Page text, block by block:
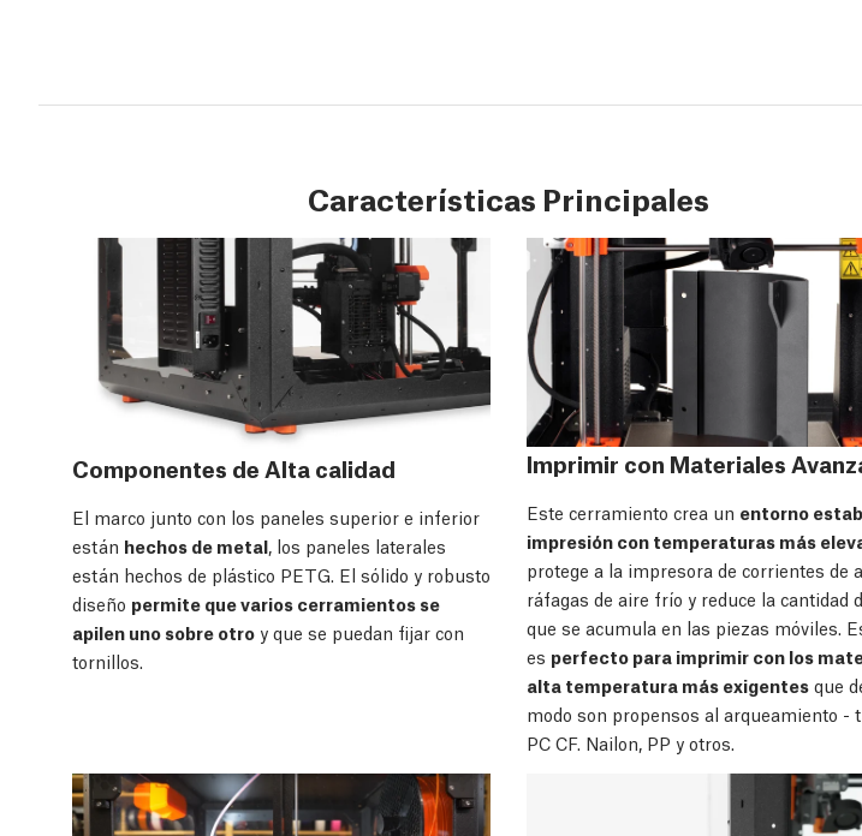
Características Principales
Componentes de Alta calidad
El marco junto con los paneles superior e inferior
están hechos de metal , los paneles laterales
están hechos de plástico PETG. El sólido y robusto
diseño permite que varios cerramientos se
apilen uno sobre otro y que se puedan fijar con
tornillos.
Imprimir con Materiales
Este cerramiento crea un entorno
impresión con temperaturas más
protege a la impresora de corrientes de
ráfagas de aire frío y reduce la cantidad
que se acumula en las piezas móviles.
es perfecto para imprimir con los
alta temperatura más exigentes que
modo son propensos al arqueamiento -
PC CF. Nailon, PP y otros.